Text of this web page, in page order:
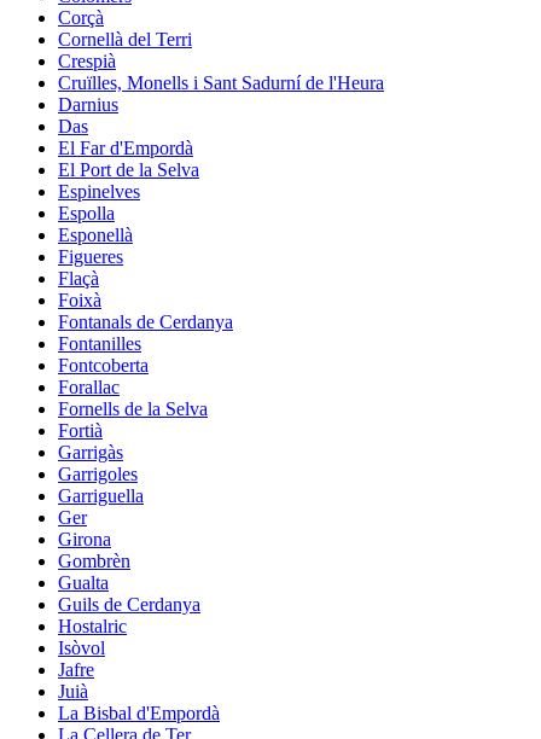
Corçà
Cornellà del Terri
Crespià
Cruïlles, Monells i Sant Sadurní de l'Heura
Darnius
Das
El Far d'Empordà
El Port de la Selva
Espinelves
Espolla
Esponellà
Figueres
Flaçà
Foixà
Fontanals de Cerdanya
Fontanilles
Fontcoberta
Forallac
Fornells de la Selva
Fortià
Garrigàs
Garrigoles
Garriguella
Ger
Girona
Gombrèn
Gualta
Guils de Cerdanya
Hostalric
Isòvol
Jafre
Juià
La Bisbal d'Empordà
La Cellera de Ter